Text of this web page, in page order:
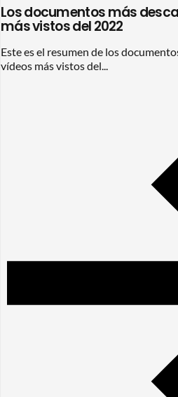
Los documentos más
más vistos del 2022
Este es el resumen de los
vídeos más vistos del...